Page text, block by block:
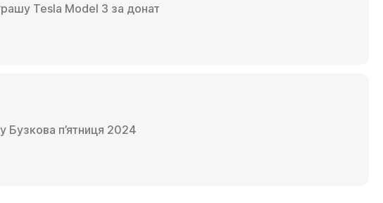
Tesla Model 3 за донат
Бузкова п’ятниця 2024